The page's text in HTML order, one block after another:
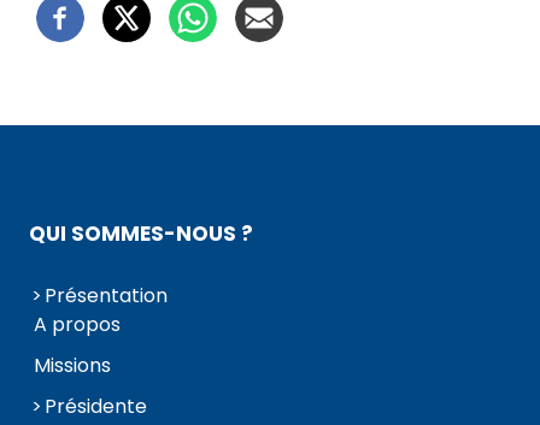
QUI SOMMES-NOUS ?
Présentation
A propos
Missions
Présidente